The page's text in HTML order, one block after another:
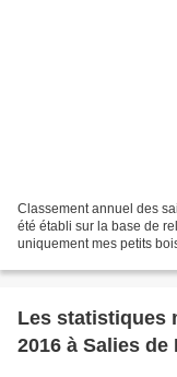
Classement annuel des
été établi sur la base de
uniquement mes petits
Les statistiques
2016 à Salies de